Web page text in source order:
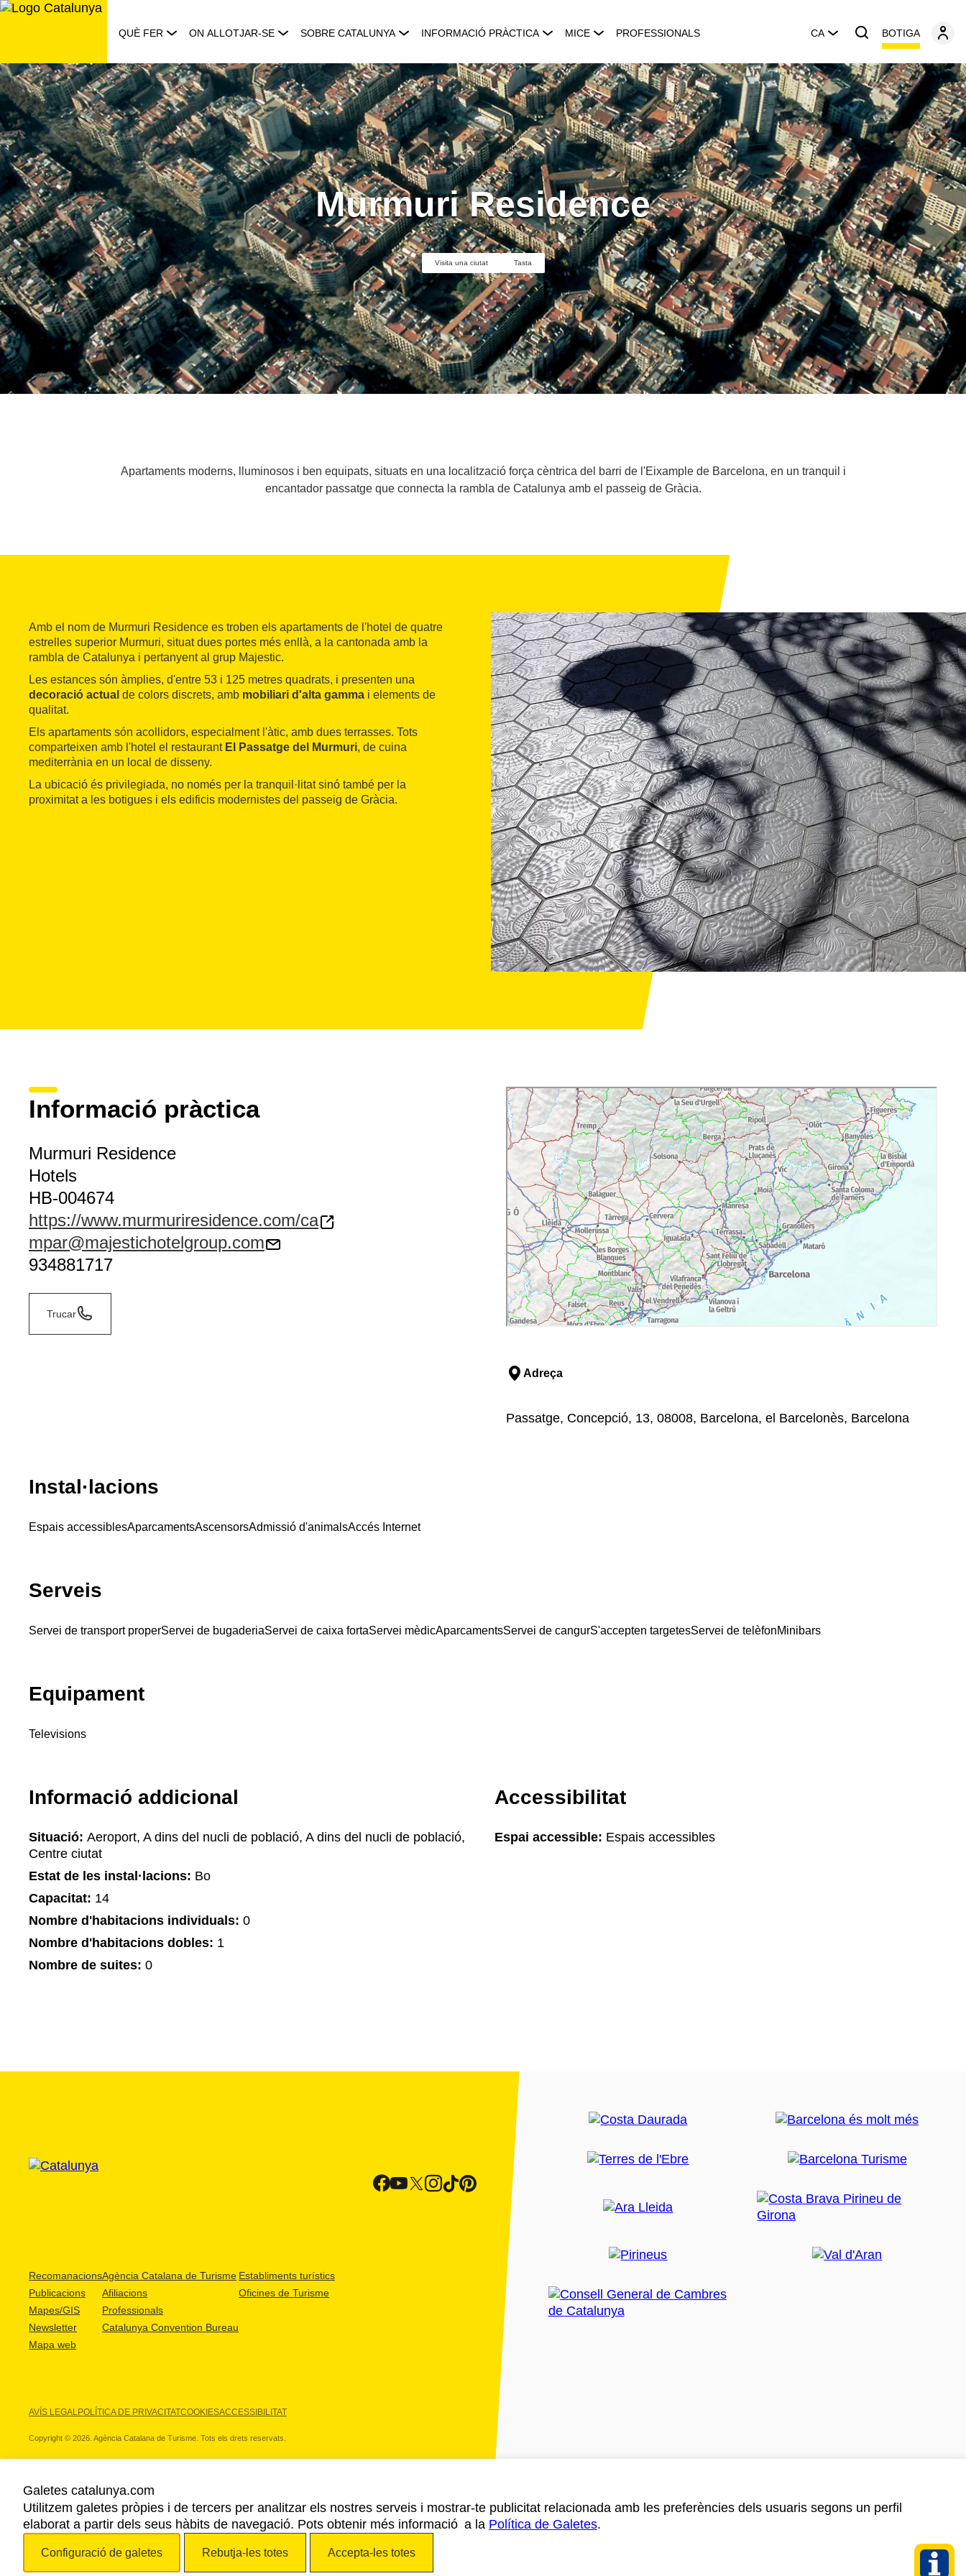
Saltar
QUÈ FER ON ALLOTJAR-SE SOBRE CATALUNYA INFORMACIÓ PRÀCTICA MICE PROFESSIONALS CA BOTIGA
Murmuri Residence
Visita una ciutat Tasta
Apartaments moderns, lluminosos i ben equipats, situats en una localització força cèntrica del barri de l'Eixample de Barcelona, en un tranquil i
encantador passatge que connecta la rambla de Catalunya amb el passeig de Gràcia.
Amb el nom de Murmuri Residence es troben els apartaments de l'hotel de quatre
estrelles superior Murmuri, situat dues portes més enllà, a la cantonada amb la
rambla de Catalunya i pertanyent al grup Majestic.
Les estances són àmplies, d'entre 53 i 125 metres quadrats, i presenten una
decoració actual de colors discrets, amb mobiliari d'alta gamma i elements de
qualitat.
Els apartaments són acollidors, especialment l'àtic, amb dues terrasses. Tots
comparteixen amb l'hotel el restaurant El Passatge del Murmuri, de cuina
mediterrània en un local de disseny.
La ubicació és privilegiada, no només per la tranquil·litat sinó també per la
proximitat a les botigues i els edificis modernistes del passeig de Gràcia.
Informació pràctica
Murmuri Residence
Hotels
HB-004674
https://www.murmuriresidence.com/ca
mpar@majestichotelgroup.com
934881717
Trucar
Adreça
Passatge, Concepció, 13, 08008, Barcelona, el Barcelonès, Barcelona
Instal·lacions
Espais accessiblesAparcamentsAscensorsAdmissió d'animalsAccés Internet
Serveis
Servei de transport properServei de bugaderiaServei de caixa fortaServei mèdicAparcamentsServei de cangurS'accepten targetesServei de telèfonMinibars
Equipament
Televisions
Informació addicional
Situació: Aeroport, A dins del nucli de població, A dins del nucli de població,
Centre ciutat
Estat de les instal·lacions: Bo
Capacitat: 14
Nombre d'habitacions individuals: 0
Nombre d'habitacions dobles: 1
Nombre de suites: 0
Accessibilitat
Espai accessible: Espais accessibles
Recomanacions
Publicacions
Mapes/GIS
Newsletter
Mapa web
Agència Catalana de Turisme
Afiliacions
Professionals
Catalunya Convention Bureau
Establiments turístics
Oficines de Turisme
AVÍS LEGALPOLÍTICA DE PRIVACITATCOOKIESACCESSIBILITAT
Copyright © 2026. Agència Catalana de Turisme. Tots els drets reservats.
ELS NOSTRES PARTNERS
Galetes catalunya.com
Utilitzem galetes pròpies i de tercers per analitzar els nostres serveis i mostrar-te publicitat relacionada amb les preferències dels usuaris segons un perfil
elaborat a partir dels seus hàbits de navegació. Pots obtenir més informació a la Política de Galetes.
Configuració de galetes Rebutja-les totes Accepta-les totes